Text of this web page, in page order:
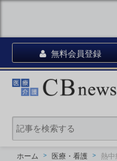
無料会員登録
ホーム 医療・看護 熱